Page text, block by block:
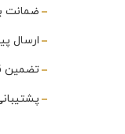
ضمانت
ارسال
تضمین
پشتیبانی 24